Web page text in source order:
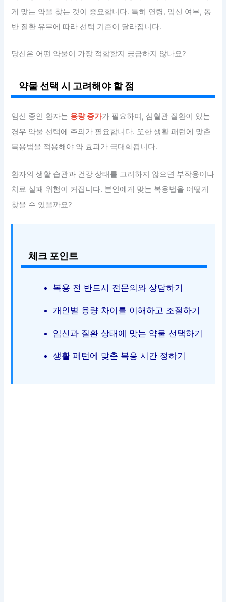
게 맞는 약을 찾는 것이 중요합니다. 특히 연령, 임신 여부, 동
반 질환 유무에 따라 선택 기준이 달라집니다.
당신은 어떤 약물이 가장 적합할지 궁금하지 않나요?
약물 선택 시 고려해야 할 점
임신 중인 환자는 용량 증가가 필요하며, 심혈관 질환이 있는
경우 약물 선택에 주의가 필요합니다. 또한 생활 패턴에 맞춘
복용법을 적용해야 약 효과가 극대화됩니다.
환자의 생활 습관과 건강 상태를 고려하지 않으면 부작용이나
치료 실패 위험이 커집니다. 본인에게 맞는 복용법을 어떻게
찾을 수 있을까요?
체크 포인트
복용 전 반드시 전문의와 상담하기
개인별 용량 차이를 이해하고 조절하기
임신과 질환 상태에 맞는 약물 선택하기
생활 패턴에 맞춘 복용 시간 정하기